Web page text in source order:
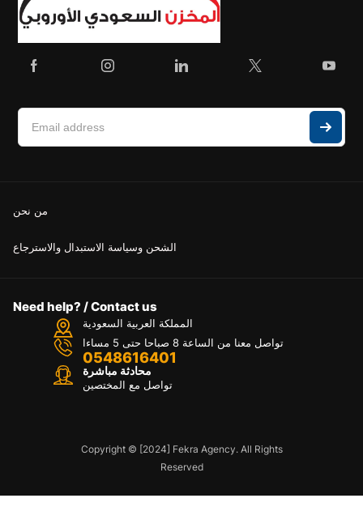
من نحن
الشحن وسياسة الاستبدال والاسترجاع
Need help? / Contact us
المملكة العربية السعودية
تواصل معنا من الساعة 8 صباحا حتى 5 مساءا
0548616401
محادثة مباشرة
تواصل مع المختصين
Copyright © [2024] Fekra Agency. All Rights
Reserved